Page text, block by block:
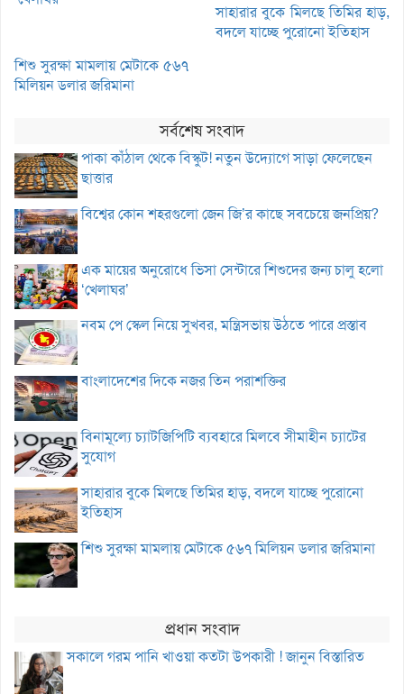
সাহারার বুকে মিলছে তিমির হাড়,
বদলে যাচ্ছে পুরোনো ইতিহাস
শিশু সুরক্ষা মামলায় মেটাকে ৫৬৭
মিলিয়ন ডলার জরিমানা
সর্বশেষ সংবাদ
পাকা কাঁঠাল থেকে বিস্কুট! নতুন উদ্যোগে সাড়া ফেলেছেন
ছাত্তার
বিশ্বের কোন শহরগুলো জেন জি’র কাছে সবচেয়ে জনপ্রিয়?
এক মায়ের অনুরোধে ভিসা সেন্টারে শিশুদের জন্য চালু হলো
‘খেলাঘর’
নবম পে স্কেল নিয়ে সুখবর, মন্ত্রিসভায় উঠতে পারে প্রস্তাব
বাংলাদেশের দিকে নজর তিন পরাশক্তির
বিনামূল্যে চ্যাটজিপিটি ব্যবহারে মিলবে সীমাহীন চ্যাটের
সুযোগ
সাহারার বুকে মিলছে তিমির হাড়, বদলে যাচ্ছে পুরোনো
ইতিহাস
শিশু সুরক্ষা মামলায় মেটাকে ৫৬৭ মিলিয়ন ডলার জরিমানা
প্রধান সংবাদ
সকালে গরম পানি খাওয়া কতটা উপকারী ! জানুন বিস্তারিত